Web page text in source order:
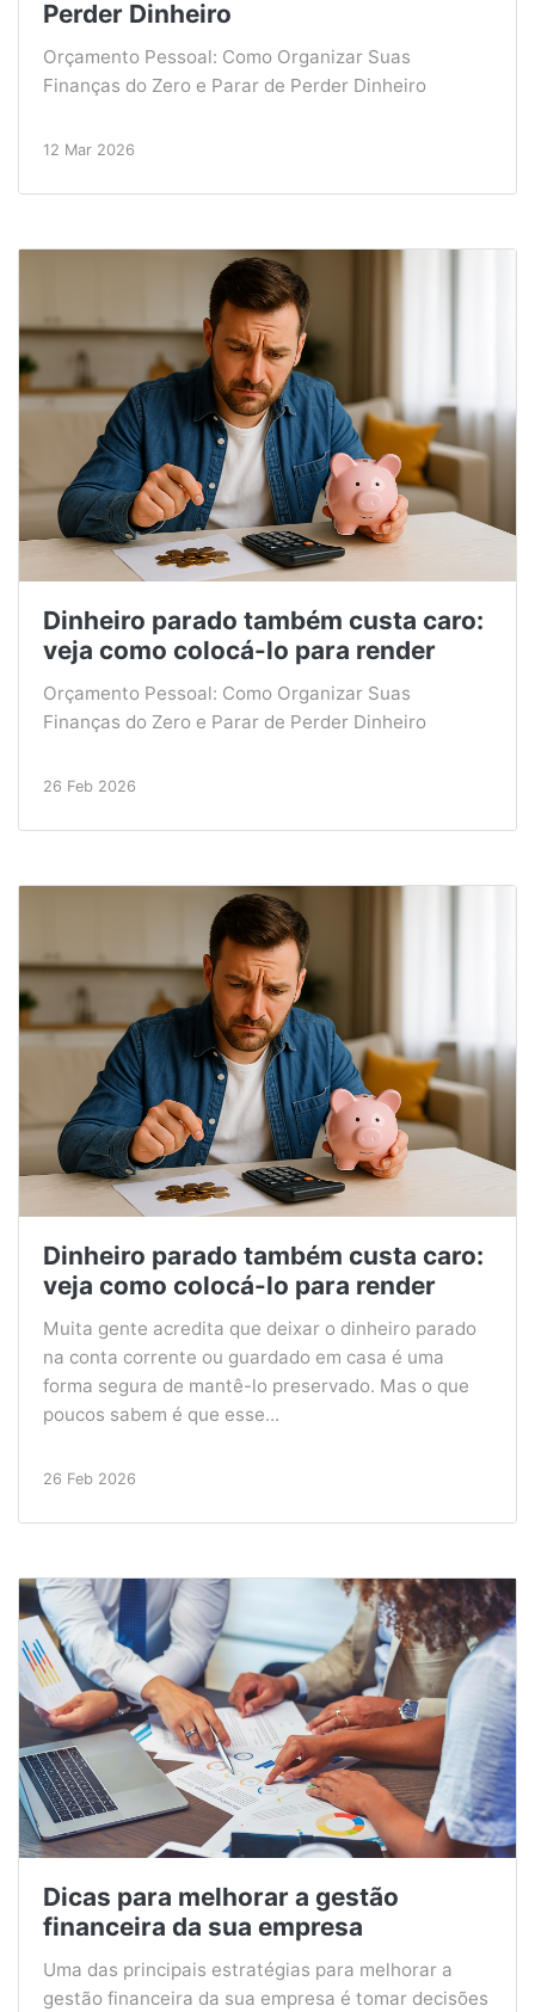
Perder Dinheiro
Orçamento Pessoal: Como Organizar Suas
Finanças do Zero e Parar de Perder Dinheiro
12 Mar 2026
Dinheiro parado também custa caro:
veja como colocá-lo para render
Orçamento Pessoal: Como Organizar Suas
Finanças do Zero e Parar de Perder Dinheiro
26 Feb 2026
Dinheiro parado também custa caro:
veja como colocá-lo para render
Muita gente acredita que deixar o dinheiro parado
na conta corrente ou guardado em casa é uma
forma segura de mantê-lo preservado. Mas o que
poucos sabem é que esse...
26 Feb 2026
Dicas para melhorar a gestão
financeira da sua empresa
Uma das principais estratégias para melhorar a
gestão financeira da sua empresa é tomar decisões